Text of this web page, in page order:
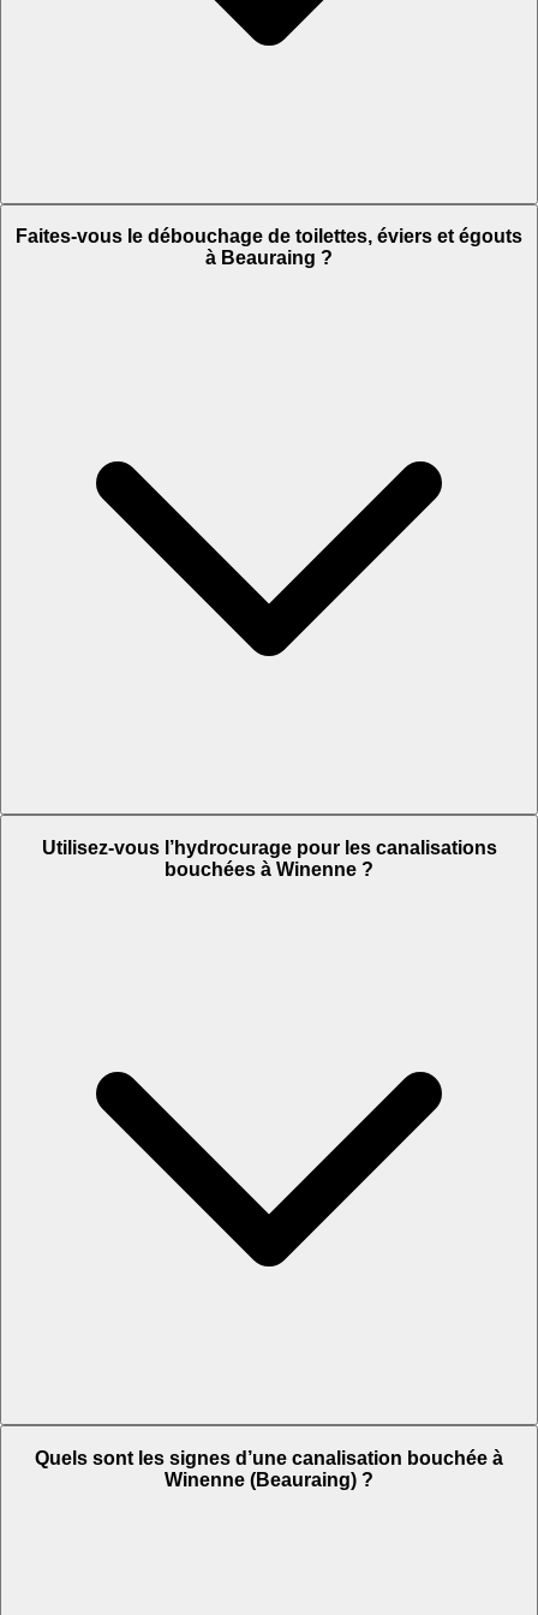
Faites-vous le débouchage de toilettes, éviers et égouts
à Beauraing ?
Utilisez-vous l’hydrocurage pour les canalisations
bouchées à Winenne ?
Quels sont les signes d’une canalisation bouchée à
Winenne (Beauraing) ?